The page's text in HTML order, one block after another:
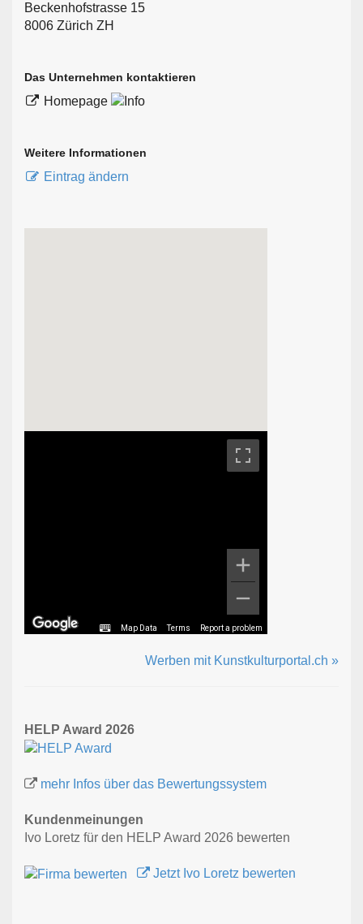
Beckenhofstrasse 15
8006 Zürich ZH
Das Unternehmen kontaktieren
Homepage
Weitere Informationen
Eintrag ändern
Map Data Terms Report a problem
Werben mit Kunstkulturportal.ch »
HELP Award 2026
mehr Infos über das Bewertungssystem
Kundenmeinungen
Ivo Loretz für den HELP Award 2026 bewerten
Jetzt Ivo Loretz bewerten